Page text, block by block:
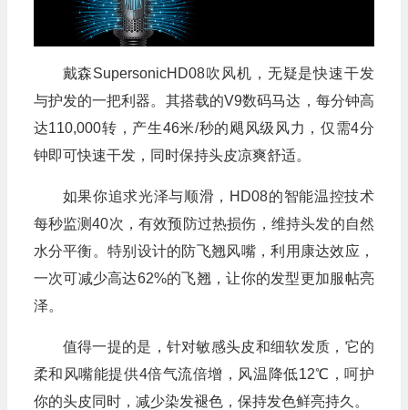
戴森SupersonicHD08吹风机，无疑是快速干发
与护发的一把利器。其搭载的V9数码马达，每分钟高
达110,000转，产生46米/秒的飓风级风力，仅需4分
钟即可快速干发，同时保持头皮凉爽舒适。
如果你追求光泽与顺滑，HD08的智能温控技术
每秒监测40次，有效预防过热损伤，维持头发的自然
水分平衡。特别设计的防飞翘风嘴，利用康达效应，
一次可减少高达62%的飞翘，让你的发型更加服帖亮
泽。
值得一提的是，针对敏感头皮和细软发质，它的
柔和风嘴能提供4倍气流倍增，风温降低12℃，呵护
你的头皮同时，减少染发褪色，保持发色鲜亮持久。